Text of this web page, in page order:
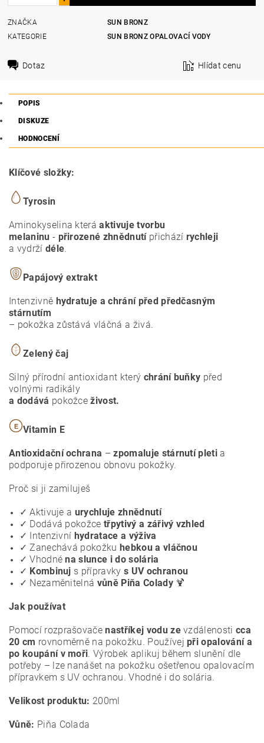
ZNAČKA
SUN BRONZ
KATEGORIE
SUN BRONZ OPALOVACÍ VODY
Dotaz Hlídat cenu
POPIS
DISKUZE
HODNOCENÍ
Klíčové složky:
Tyrosin
Aminokyselina kteráaktivuje tvorbu
melaninu - přirozené zhnědnutípřichází rychleji
a vydrží déle.
Papájový extrakt
Intenzivně hydratuje a chrání před předčasným
stárnutím
– pokožka zůstává vláčná a živá.
Zelený čaj
Silný přírodní antioxidant který chrání buňky před
volnými radikály
a dodává pokožceživost.
E Vitamin E
Antioxidační ochrana –zpomaluje stárnutí pleti a
podporuje přirozenou obnovu pokožky.
Proč si ji zamiluješ
✓ Aktivuje a urychluje zhnědnutí
✓ Dodává pokožcetřpytivý a zářivý vzhled
✓ Intenzivní hydratace a výživa
✓ Zanechává pokožku hebkou a vláčnou
✓ Vhodnéna slunce i do solária
✓ Kombinuj s přípravky s UV ochranou
✓ Nezaměnitelná vůně Piňa Colady🍹
Jak používat
Pomocí rozprašovačenastříkej vodu zevzdálenosticca
20 cm rovnoměrně na pokožku. Používejpři opalování a
po koupání v moři. Výrobek aplikuj během slunění dle
potřeby – lze nanášet na pokožku ošetřenou opalovacím
přípravkem s UV ochranou. Vhodné i do solária.
Velikost produktu: 200ml
Vůně: Piňa Colada